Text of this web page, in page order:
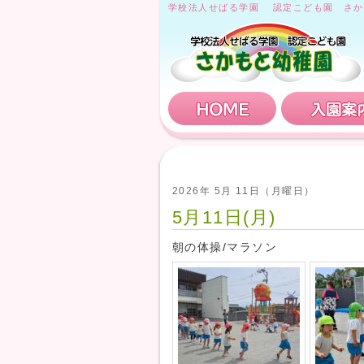
学校法人せばる学園 認定こども園 さか
HOME
2026年 5月 11日（月曜日）
5月11日(月)
朝の体操/マラソン